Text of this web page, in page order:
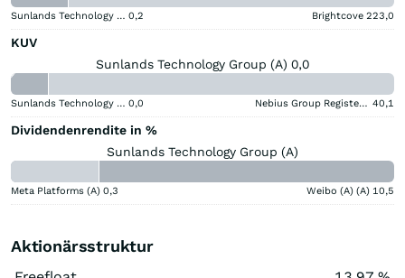
Sunlands Technology Group (A) 0,2 Brightcove 223,0
KUV
Sunlands Technology Group (A) 0,0
Sunlands Technology Group (A) 0,0 Nebius Group Registered (A) 40,1
Dividendenrendite in %
Sunlands Technology Group (A)
Meta Platforms (A) 0,3 Weibo (A) (A) 10,5
Aktionärsstruktur